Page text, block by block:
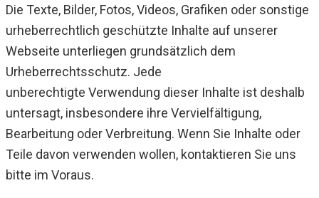
Die Texte, Bilder, Fotos, Videos, Grafiken oder sonstige
urheberrechtlich geschützte Inhalte auf unserer
Webseite unterliegen grundsätzlich dem
Urheberrechtsschutz. Jede
unberechtigte Verwendung dieser Inhalte ist deshalb
untersagt, insbesondere ihre Vervielfältigung,
Bearbeitung oder Verbreitung. Wenn Sie Inhalte oder
Teile davon verwenden wollen, kontaktieren Sie uns
bitte im Voraus.